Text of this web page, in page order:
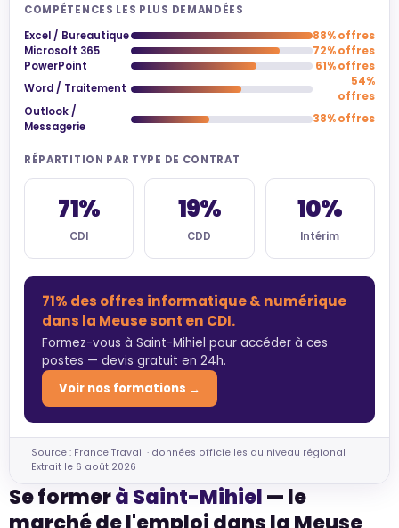
COMPÉTENCES LES PLUS DEMANDÉES
Excel / Bureautique
88% offres
Microsoft 365
72% offres
PowerPoint
61% offres
Word / Traitement
54%
offres
Outlook /
Messagerie
38% offres
RÉPARTITION PAR TYPE DE CONTRAT
71%
CDI
19%
CDD
10%
Intérim
71% des offres informatique & numérique
dans la Meuse sont en CDI.
Formez-vous à Saint-Mihiel pour accéder à ces
postes — devis gratuit en 24h.
Voir nos formations →
Source : France Travail · données officielles au niveau régional
Extrait le 6 août 2026
Se formerà Saint-Mihiel— le